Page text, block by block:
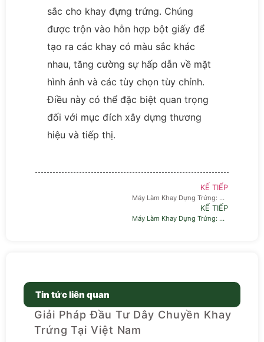
sắc cho khay đựng trứng. Chúng
được trộn vào hỗn hợp bột giấy để
tạo ra các khay có màu sắc khác
nhau, tăng cường sự hấp dẫn về mặt
hình ảnh và các tùy chọn tùy chỉnh.
Điều này có thể đặc biệt quan trọng
đối với mục đích xây dựng thương
hiệu và tiếp thị.
KẾ TIẾP
Máy Làm Khay Dựng Trứng: Đổi Mới Quá Trình Sản Xuất Khay Trứng
KẾ TIẾP
Máy Làm Khay Dựng Trứng: Đổi Mới Quá Trình Sản Xuất Khay Trứng
Tin tức liên quan
Giải Pháp Đầu Tư Dây Chuyền Khay
Trứng Tại Việt Nam